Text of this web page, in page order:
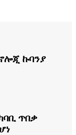
ኩባንያ
ጥበቃ